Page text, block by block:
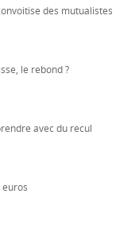
des mutualistes
le rebond ?
avec du recul
euros